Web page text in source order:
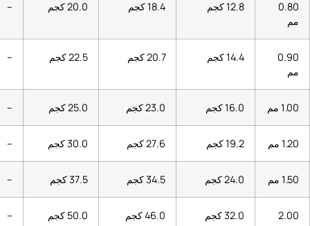
12.8 كجم 18.4 كجم 20.0 كجم –
14.4 كجم 20.7 كجم 22.5 كجم –
16.0 كجم 23.0 كجم 25.0 كجم –
19.2 كجم 27.6 كجم 30.0 كجم –
24.0 كجم 34.5 كجم 37.5 كجم –
32.0 كجم 46.0 كجم 50.0 كجم –